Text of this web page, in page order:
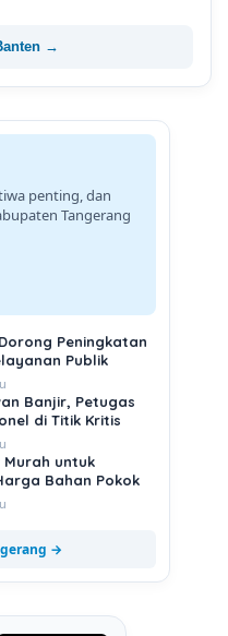
→
penting, dan
Tangerang
Peningkatan
Publik
Banjir, Petugas
di Titik Kritis
Murah untuk
Bahan Pokok
→